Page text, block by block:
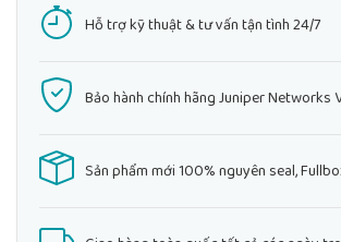
Hỗ trợ kỹ thuật & tư vấn tận tình 24/7
Bảo hành chính hãng Juniper Networks
Sản phẩm mới 100% nguyên seal,